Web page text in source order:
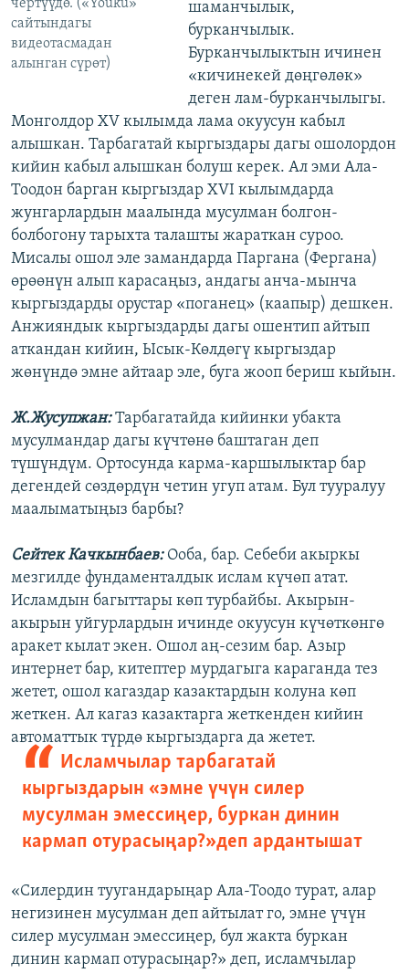
чертүүдө. («Youku»
сайтындагы
видеотасмадан
алынган сүрөт)
шаманчылык,
бурканчылык.
Бурканчылыктын ичинен
«кичинекей дөңгөлөк»
деген лам-бурканчылыгы.
Монголдор XV кылымда лама окуусун кабыл
алышкан. Тарбагатай кыргыздары дагы ошолордон
кийин кабыл алышкан болуш керек. Ал эми Ала-
Тоодон барган кыргыздар XVI кылымдарда
жунгарлардын маалында мусулман болгон-
болбогону тарыхта талашты жараткан суроо.
Мисалы ошол эле замандарда Паргана (Фергана)
өрөөнүн алып карасаңыз, андагы анча-мынча
кыргыздарды орустар «поганец» (каапыр) дешкен.
Анжияндык кыргыздарды дагы ошентип айтып
аткандан кийин, Ысык-Көлдөгү кыргыздар
жөнүндө эмне айтаар эле, буга жооп бериш кыйын.
Ж.Жусупжан:Тарбагатайда кийинки убакта
мусулмандар дагы күчтөнө баштаган деп
түшүндүм. Ортосунда карма-каршылыктар бар
дегендей сөздөрдүн четин угуп атам. Бул тууралуу
маалыматыңыз барбы?
Сейтек Качкынбаев:Ооба, бар. Себеби акыркы
мезгилде фундаменталдык ислам күчөп атат.
Исламдын багыттары көп турбайбы. Акырын-
акырын уйгурлардын ичинде окуусун күчөткөнгө
аракет кылат экен. Ошол аң-сезим бар. Азыр
интернет бар, китептер мурдагыга караганда тез
жетет, ошол кагаздар казактардын колуна көп
жеткен. Ал кагаз казактарга жеткенден кийин
автоматтык түрдө кыргыздарга да жетет.
Исламчылар тарбагатай
кыргыздарын « эмне үчүн силер
мусулман эмессиңер, буркан динин
кармап отурасыңар?» деп ардантышат
«Силердин туугандарыңар Ала-Тоодо турат, алар
негизинен мусулман деп айтылат го, эмне үчүн
силер мусулман эмессиңер, бул жакта буркан
динин кармап отурасыңар?» деп, исламчылар